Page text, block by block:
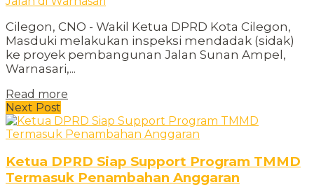
Cilegon, CNO - Wakil Ketua DPRD Kota Cilegon,
Masduki melakukan inspeksi mendadak (sidak)
ke proyek pembangunan Jalan Sunan Ampel,
Warnasari,...
Read more
Next Post
Ketua DPRD Siap Support Program TMMD
Termasuk Penambahan Anggaran